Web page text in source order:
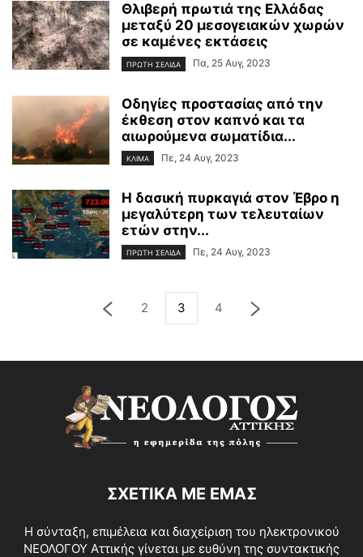
Θλιβερή πρωτιά της Ελλάδας
μεταξύ 20 μεσογειακών χωρών
σε καμένες εκτάσεις
ΠΡΩΤΗ ΣΕΛΙΔΑ Πα, 25 Αυγ, 2023
Οδηγίες προστασίας από την
έκθεση στον καπνό και τα
αιωρούμενα σωματίδια...
ΚΛΙΜΑ Πε, 24 Αυγ, 2023
Η δασική πυρκαγιά στον Έβρο η
μεγαλύτερη των τελευταίων
ετών στην...
ΠΡΩΤΗ ΣΕΛΙΔΑ Πε, 24 Αυγ, 2023
2 3 4
ΣΧΕΤΙΚΑ ΜΕ ΕΜΑΣ
Η σύνταξη, επιμέλεια και διαχείριση του ηλεκτρονικού
ΝΕΟΛΟΓΟΥ Αττικής γίνεται με ευθύνη της συντακτικής